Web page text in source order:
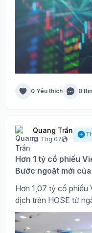
0 Yêu thích 0
Quang Trần
14 Thg 07
Hơn 1 tỷ cổ phiếu
Bước ngoặt mới của
Hơn 1,07 tỷ cổ phiếu
dịch trên HOSE từ